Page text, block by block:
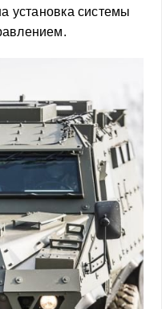
установка системы